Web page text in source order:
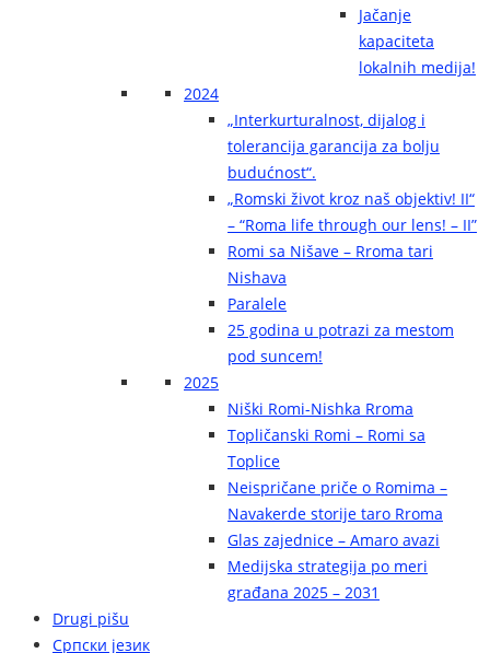
Jačanje
kapaciteta
lokalnih medija!
2024
„Interkurturalnost, dijalog i
tolerancija garancija za bolju
budućnost“.
„Romski život kroz naš objektiv! II“
– “Roma life through our lens! – II”
Romi sa Nišave – Rroma tari
Nishava
Paralele
25 godina u potrazi za mestom
pod suncem!
2025
Niški Romi-Nishka Rroma
Topličanski Romi – Romi sa
Toplice
Neispričane priče o Romima –
Navakerde storije taro Rroma
Glas zajednice – Amaro avazi
Medijska strategija po meri
građana 2025 – 2031
Drugi pišu
Српски језик